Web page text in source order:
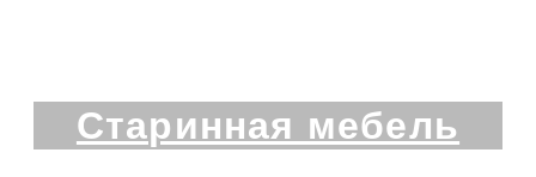
Старинная мебель